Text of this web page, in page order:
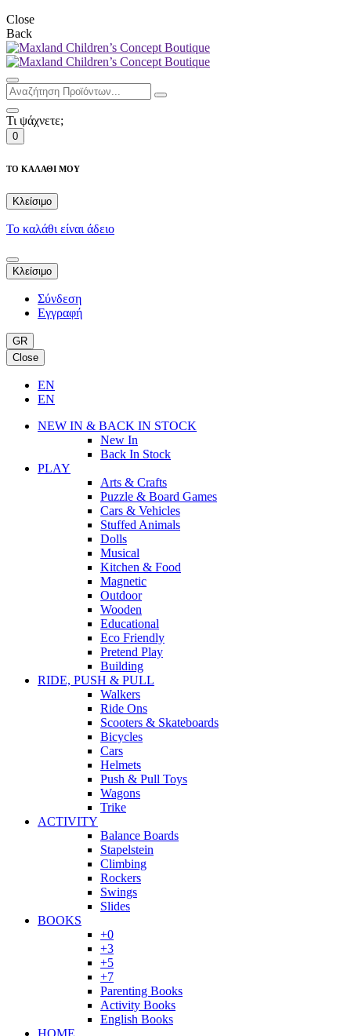
Close
Back
Τι ψάχνετε;
0
ΤΟ ΚΑΛΑΘΙ ΜΟΥ
Κλείσιμο
Το καλάθι είναι άδειο
Κλείσιμο
Σύνδεση
Εγγραφή
GR
Close
EN
EN
NEW IN & BACK IN STOCK
New In
Back In Stock
PLAY
Arts & Crafts
Puzzle & Board Games
Cars & Vehicles
Stuffed Animals
Dolls
Musical
Kitchen & Food
Magnetic
Outdoor
Wooden
Educational
Eco Friendly
Pretend Play
Building
RIDE, PUSH & PULL
Walkers
Ride Ons
Scooters & Skateboards
Bicycles
Cars
Helmets
Push & Pull Toys
Wagons
Trike
ACTIVITY
Balance Boards
Stapelstein
Climbing
Rockers
Swings
Slides
BOOKS
+0
+3
+5
+7
Parenting Books
Activity Books
English Books
HOME